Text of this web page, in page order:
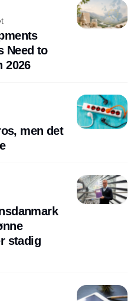
Need to
2026
men det
stadig